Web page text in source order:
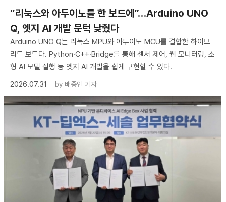
“리눅스와 아두이노를 한 보드에”…Arduino UNO
Q, 엣지 AI 개발 문턱 낮췄다
Arduino UNO Q는 리눅스 MPU와 아두이노 MCU를 결합한 하이브
리드 보드다. Python·C++·Bridge를 통해 센서 제어, 웹 모니터링, 소
형 AI 모델 실행 등 엣지 AI 개발을 쉽게 구현할 수 있다.
2026.07.31
by 배종인 기자